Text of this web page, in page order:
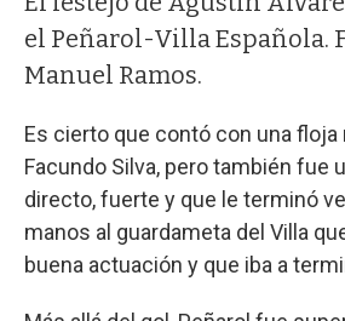
el Peñarol-Villa Española.
Manuel Ramos.
Es cierto que contó con una
Facundo Silva, pero también fue
directo, fuerte y que le terminó
manos al guardameta del Villa
buena actuación y que iba a